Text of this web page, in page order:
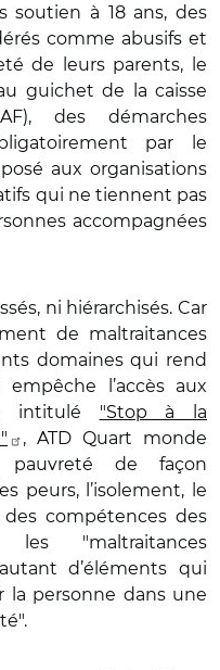
soutien à 18 ans, des
comme abusifs et
de leurs parents, le
guichet de la caisse
des démarches
par le
aux organisations
qui ne tiennent pas
accompagnées
ni hiérarchisés. Car
de maltraitances
domaines qui rend
l’accès aux
intitulé "Stop à la
, ATD Quart monde
de façon
peurs, l’isolement, le
compétences des
"maltraitances
d’éléments qui
la personne dans une